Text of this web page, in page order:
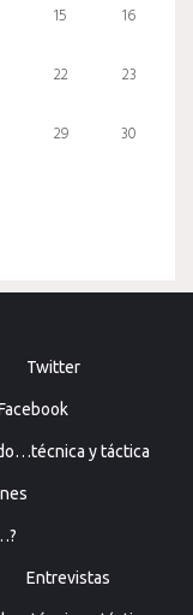
15 16
22 23
29 30
Twitter
y táctica
Entrevistas